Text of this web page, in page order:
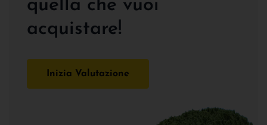
quella che vuoi
acquistare!
Inizia Valutazione